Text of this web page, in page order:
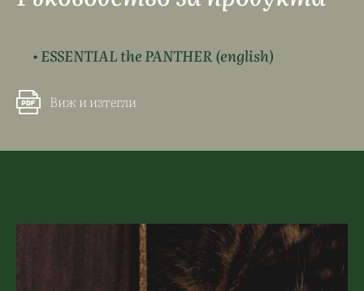
• ESSENTIAL the PANTHER (english)
Виж и изтегли